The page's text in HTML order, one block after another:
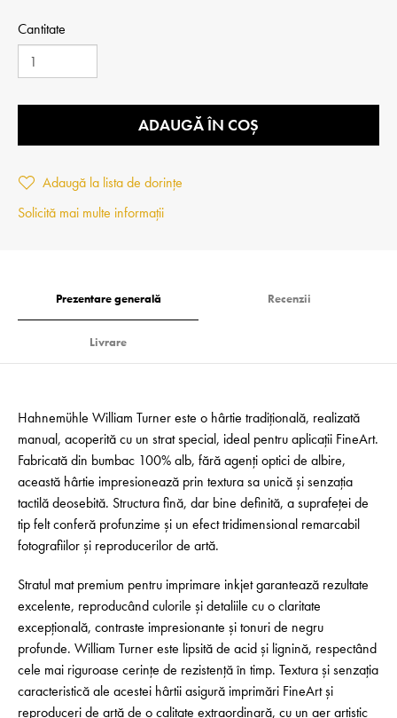
Cantitate
ADAUGĂ ÎN COȘ
Adaugă la lista de dorințe
Solicită mai multe informații
Prezentare generală Recenzii
Livrare
Hahnemühle William Turner este o hârtie tradițională, realizată
manual, acoperită cu un strat special, ideal pentru aplicații FineArt.
Fabricată din bumbac 100% alb, fără agenți optici de albire,
această hârtie impresionează prin textura sa unică și senzația
tactilă deosebită. Structura fină, dar bine definită, a suprafeței de
tip felt conferă profunzime și un efect tridimensional remarcabil
fotografiilor și reproducerilor de artă.
Stratul mat premium pentru imprimare inkjet garantează rezultate
excelente, reproducând culorile și detaliile cu o claritate
excepțională, contraste impresionante și tonuri de negru
profunde. William Turner este lipsită de acid și lignină, respectând
cele mai riguroase cerințe de rezistență în timp. Textura și senzația
caracteristică ale acestei hârtii asigură imprimări FineArt și
reproduceri de artă de o calitate extraordinară, cu un aer artistic